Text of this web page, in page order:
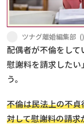
ツナグ離婚編集部 ()
配偶者が不倫をし
慰謝料を請求したい
う。
不倫は民法上の不
対して慰謝料の請求